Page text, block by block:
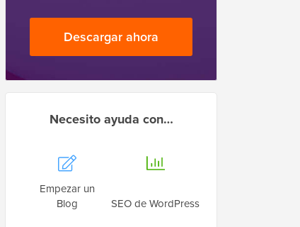
Descargar ahora
Necesito ayuda con…
Empezar un
Blog
SEO de WordPress